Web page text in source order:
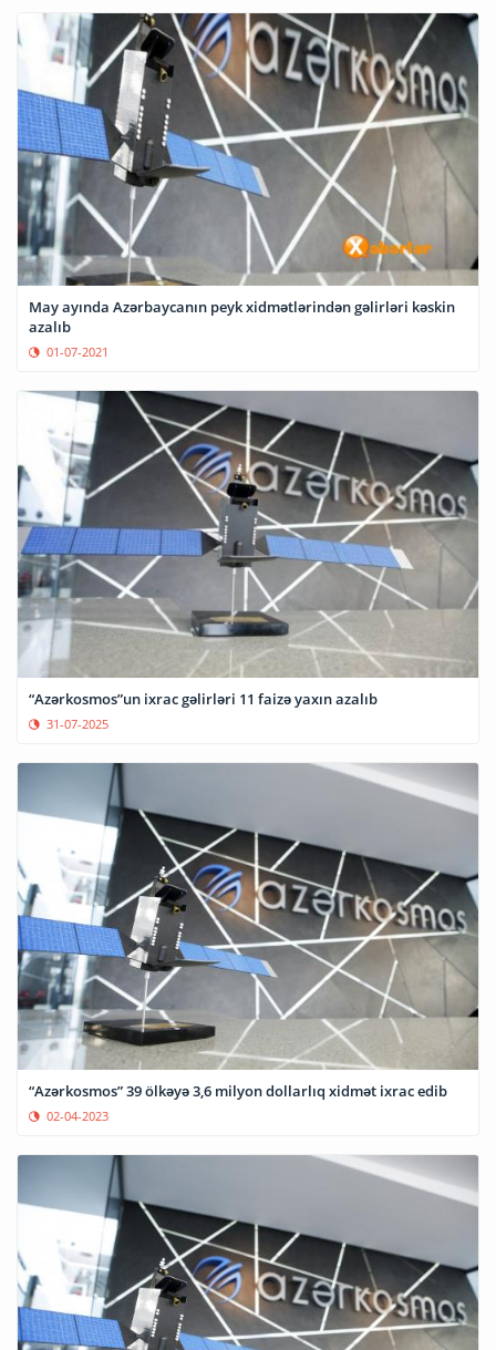
May ayında Azərbaycanın peyk xidmətlərindən gəlirləri kəskin
azalıb
01-07-2021
“Azərkosmos”un ixrac gəlirləri 11 faizə yaxın azalıb
31-07-2025
“Azərkosmos” 39 ölkəyə 3,6 milyon dollarlıq xidmət ixrac edib
02-04-2023